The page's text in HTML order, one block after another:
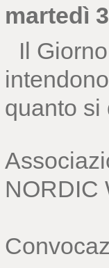
martedì
Il
quanto si
NORDIC